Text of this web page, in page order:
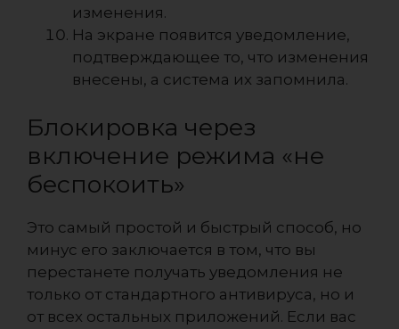
изменения.
На экране появится уведомление,
подтверждающее то, что изменения
внесены, а система их запомнила.
Блокировка через
включение режима «не
беспокоить»
Это самый простой и быстрый способ, но
минус его заключается в том, что вы
перестанете получать уведомления не
только от стандартного антивируса, но и
от всех остальных приложений. Если вас